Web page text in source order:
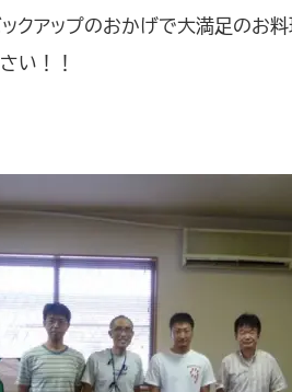
クアップのおかげで大満足のお
い！！